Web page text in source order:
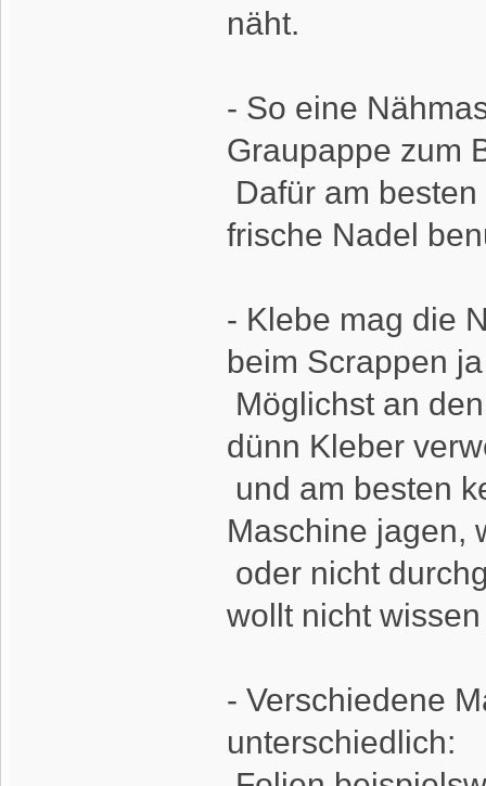
näht.
- So eine
Graupappe zum
Dafür am
frische Nadel
- Klebe mag die
beim Scrappen
Möglichst an
dünn Kleber
und am besten
Maschine jagen,
oder nicht
wollt nicht
- Verschiedene
unterschiedlich: